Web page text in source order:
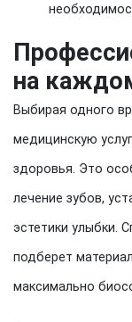
на
Выбирая одного
медицинскую
здоровья. Это
лечение зубов,
эстетики улыбки.
подберет
максимально